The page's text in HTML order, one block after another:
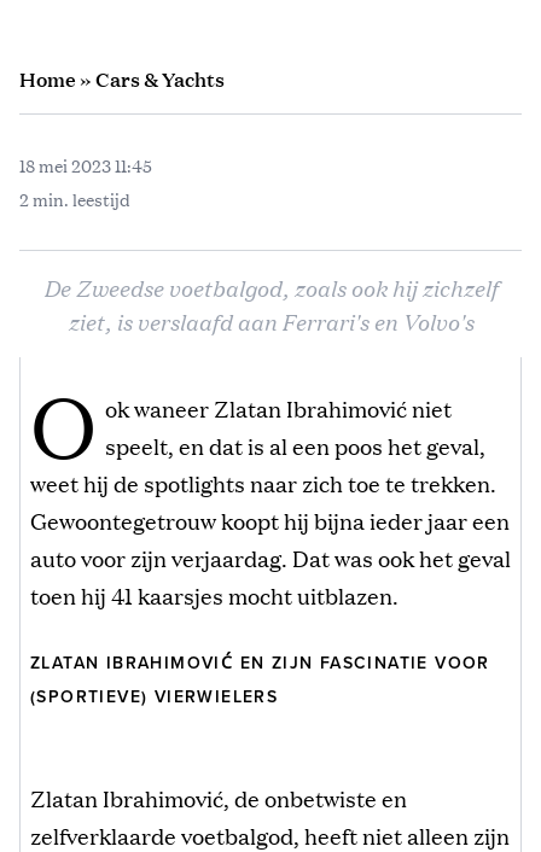
Home»Cars & Yachts
18 mei 2023 11:45
2 min. leestijd
De Zweedse voetbalgod, zoals ook hij zichzelf
ziet, is verslaafd aan Ferrari's en Volvo's
O ok waneer Zlatan Ibrahimović niet
speelt, en dat is al een poos het geval,
weet hij de spotlights naar zich toe te trekken.
Gewoontegetrouw koopt hij bijna ieder jaar een
auto voor zijn verjaardag. Dat was ook het geval
toen hij 41 kaarsjes mocht uitblazen.
ZLATAN IBRAHIMOVIĆ EN ZIJN FASCINATIE VOOR
(SPORTIEVE) VIERWIELERS
Zlatan Ibrahimović, de onbetwiste en
zelfverklaarde voetbalgod, heeft niet alleen zijn